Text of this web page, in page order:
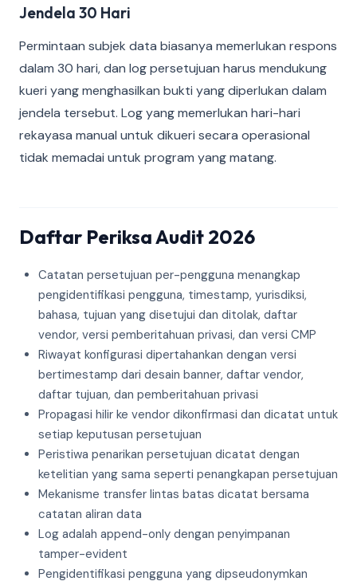
Jendela 30 Hari
Permintaan subjek data biasanya memerlukan respons
dalam 30 hari, dan log persetujuan harus mendukung
kueri yang menghasilkan bukti yang diperlukan dalam
jendela tersebut. Log yang memerlukan hari-hari
rekayasa manual untuk dikueri secara operasional
tidak memadai untuk program yang matang.
Daftar Periksa Audit 2026
Catatan persetujuan per-pengguna menangkap
pengidentifikasi pengguna, timestamp, yurisdiksi,
bahasa, tujuan yang disetujui dan ditolak, daftar
vendor, versi pemberitahuan privasi, dan versi CMP
Riwayat konfigurasi dipertahankan dengan versi
bertimestamp dari desain banner, daftar vendor,
daftar tujuan, dan pemberitahuan privasi
Propagasi hilir ke vendor dikonfirmasi dan dicatat untuk
setiap keputusan persetujuan
Peristiwa penarikan persetujuan dicatat dengan
ketelitian yang sama seperti penangkapan persetujuan
Mekanisme transfer lintas batas dicatat bersama
catatan aliran data
Log adalah append-only dengan penyimpanan
tamper-evident
Pengidentifikasi pengguna yang dipseudonymkan